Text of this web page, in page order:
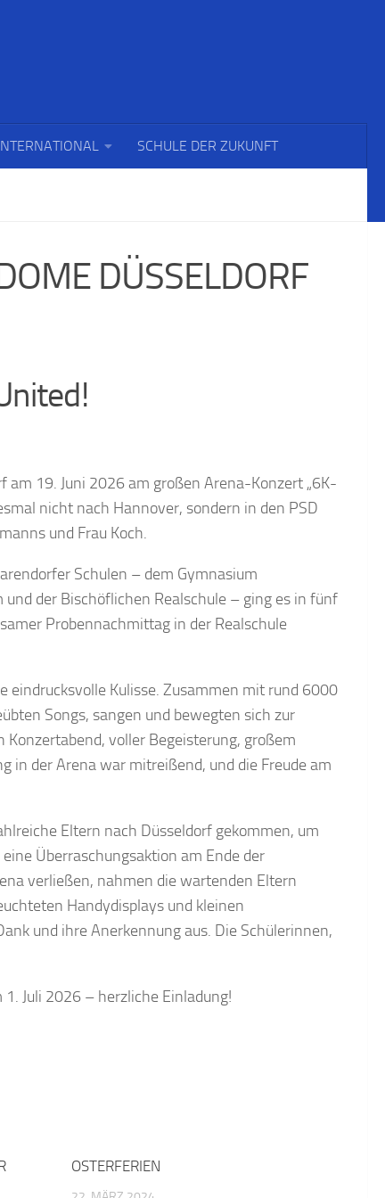
SCHULE DER ZUKUNFT
DÜSSELDORF
19. Juni 2026 am großen Arena-Konzert „6K-
nicht nach Hannover, sondern in den PSD
und Frau Koch.
Schulen – dem Gymnasium
der Bischöflichen Realschule – ging es in fünf
Probennachmittag in der Realschule
eindrucksvolle Kulisse. Zusammen mit rund 6000
Songs, sangen und bewegten sich zur
voller Begeisterung, großem
in der Arena war mitreißend, und die Freude am
Eltern nach Düsseldorf gekommen, um
Überraschungsaktion am Ende der
verließen, nahmen die wartenden Eltern
Handydisplays und kleinen
und ihre Anerkennung aus. Die Schülerinnen,
Juli 2026 – herzliche Einladung!
OSTERFERIEN